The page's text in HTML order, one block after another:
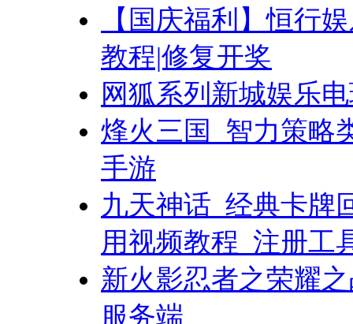
【国庆福利】恒行
教程|修复开奖
网狐系列新城娱乐
烽火三国_智力策略
手游
九天神话_经典卡牌
用视频教程_注册工
新火影忍者之荣耀
服务端